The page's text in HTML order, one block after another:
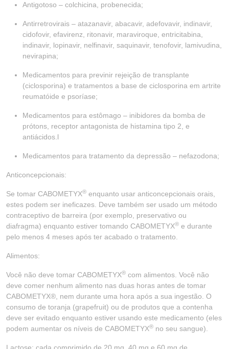
Antigotoso – colchicina, probenecida;
Antirretrovirais – atazanavir, abacavir, adefovavir, indinavir,
cidofovir, efavirenz, ritonavir, maraviroque, entricitabina,
indinavir, lopinavir, nelfinavir, saquinavir, tenofovir, lamivudina,
nevirapina;
Medicamentos para previnir rejeição de transplante
(ciclosporina) e tratamentos a base de ciclosporina em artrite
reumatóide e psoríase;
Medicamentos para estômago – inibidores da bomba de
prótons, receptor antagonista de histamina tipo 2, e
antiácidos.l
Medicamentos para tratamento da depressão – nefazodona;
Anticoncepcionais:
Se tomar CABOMETYX® enquanto usar anticoncepcionais orais,
estes podem ser ineficazes. Deve também ser usado um método
contraceptivo de barreira (por exemplo, preservativo ou
diafragma) enquanto estiver tomando CABOMETYX® e durante
pelo menos 4 meses após ter acabado o tratamento.
Alimentos:
Você não deve tomar CABOMETYX® com alimentos. Você não
deve comer nenhum alimento nas duas horas antes de tomar
CABOMETYX®, nem durante uma hora após a sua ingestão. O
consumo de toranja (grapefruit) ou de produtos que a contenha
deve ser evitado enquanto estiver usando este medicamento (eles
podem aumentar os níveis de CABOMETYX® no seu sangue).